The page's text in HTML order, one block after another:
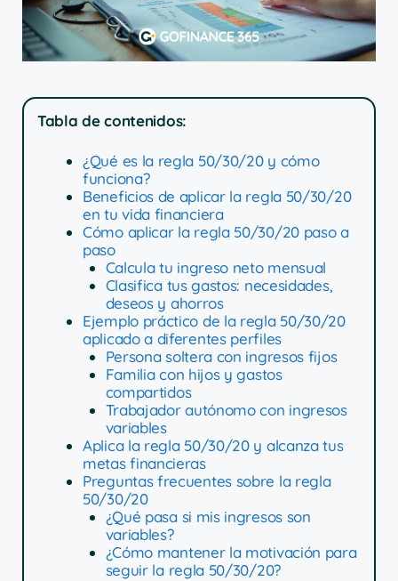
Tabla de contenidos:
¿Qué es la regla 50/30/20 y cómo
funciona?
Beneficios de aplicar la regla 50/30/20
en tu vida financiera
Cómo aplicar la regla 50/30/20 paso a
paso
Calcula tu ingreso neto mensual
Clasifica tus gastos: necesidades,
deseos y ahorros
Ejemplo práctico de la regla 50/30/20
aplicado a diferentes perfiles
Persona soltera con ingresos fijos
Familia con hijos y gastos
compartidos
Trabajador autónomo con ingresos
variables
Aplica la regla 50/30/20 y alcanza tus
metas financieras
Preguntas frecuentes sobre la regla
50/30/20
¿Qué pasa si mis ingresos son
variables?
¿Cómo mantener la motivación para
seguir la regla 50/30/20?